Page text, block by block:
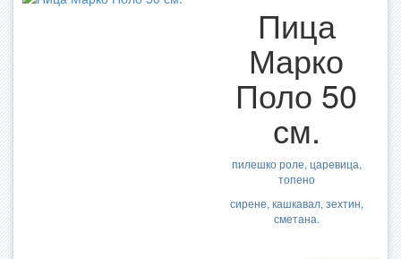
Пица
Марко
Поло 50
см.
пилешко роле, царевица,
топено
сирене, кашкавал, зехтин,
сметана.